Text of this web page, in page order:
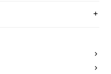
们建议您遵循以下保养方